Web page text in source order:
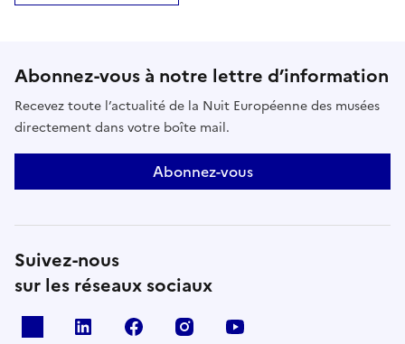
Abonnez-vous à notre lettre d’information
Recevez toute l’actualité de la Nuit Européenne des musées
directement dans votre boîte mail.
Abonnez-vous
Suivez-nous
sur les réseaux sociaux
Linkedin Facebook Instagram